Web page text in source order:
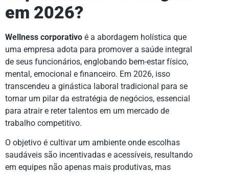
em 2026?
Wellness corporativo é a abordagem holística que
uma empresa adota para promover a saúde integral
de seus funcionários, englobando bem-estar físico,
mental, emocional e financeiro. Em 2026, isso
transcendeu a ginástica laboral tradicional para se
tornar um pilar da estratégia de negócios, essencial
para atrair e reter talentos em um mercado de
trabalho competitivo.
O objetivo é cultivar um ambiente onde escolhas
saudáveis são incentivadas e acessíveis, resultando
em equipes não apenas mais produtivas, mas